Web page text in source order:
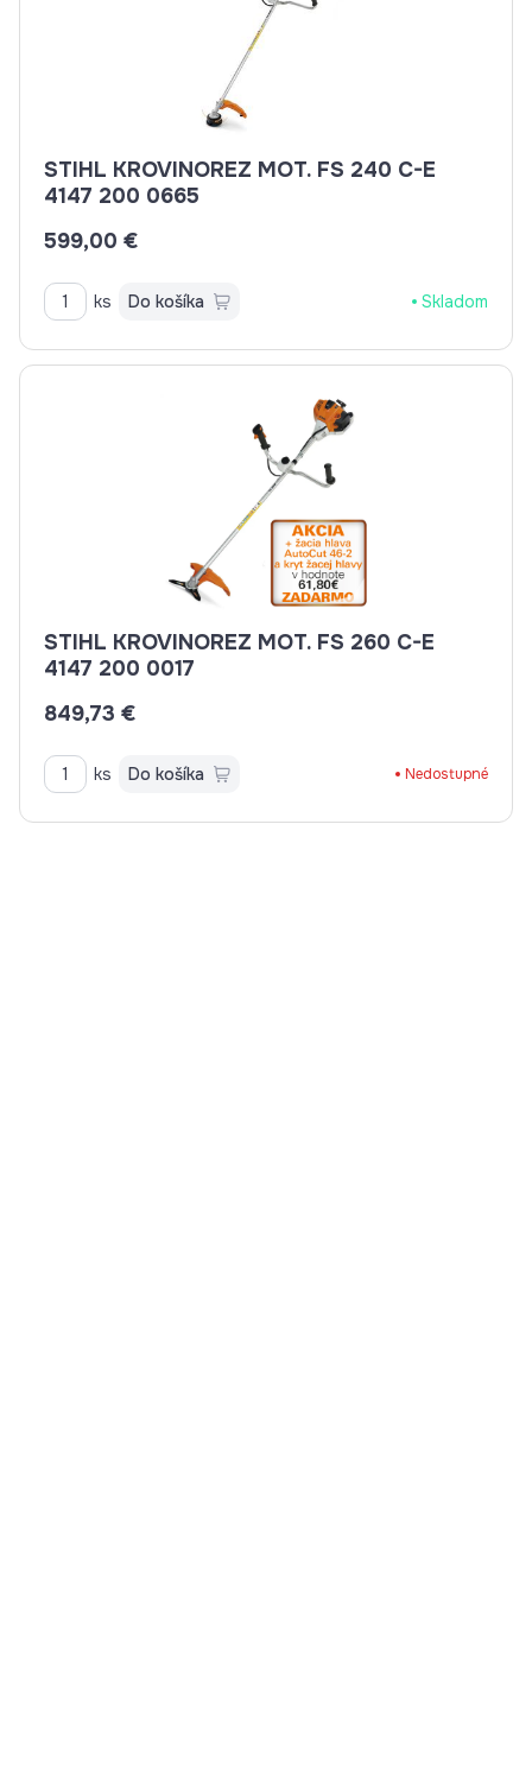
STIHL KROVINOREZ MOT. FS 240 C-E
4147 200 0665
599,00 €
ks Do košíka Skladom
STIHL KROVINOREZ MOT. FS 260 C-E
4147 200 0017
849,73 €
ks Do košíka Nedostupné